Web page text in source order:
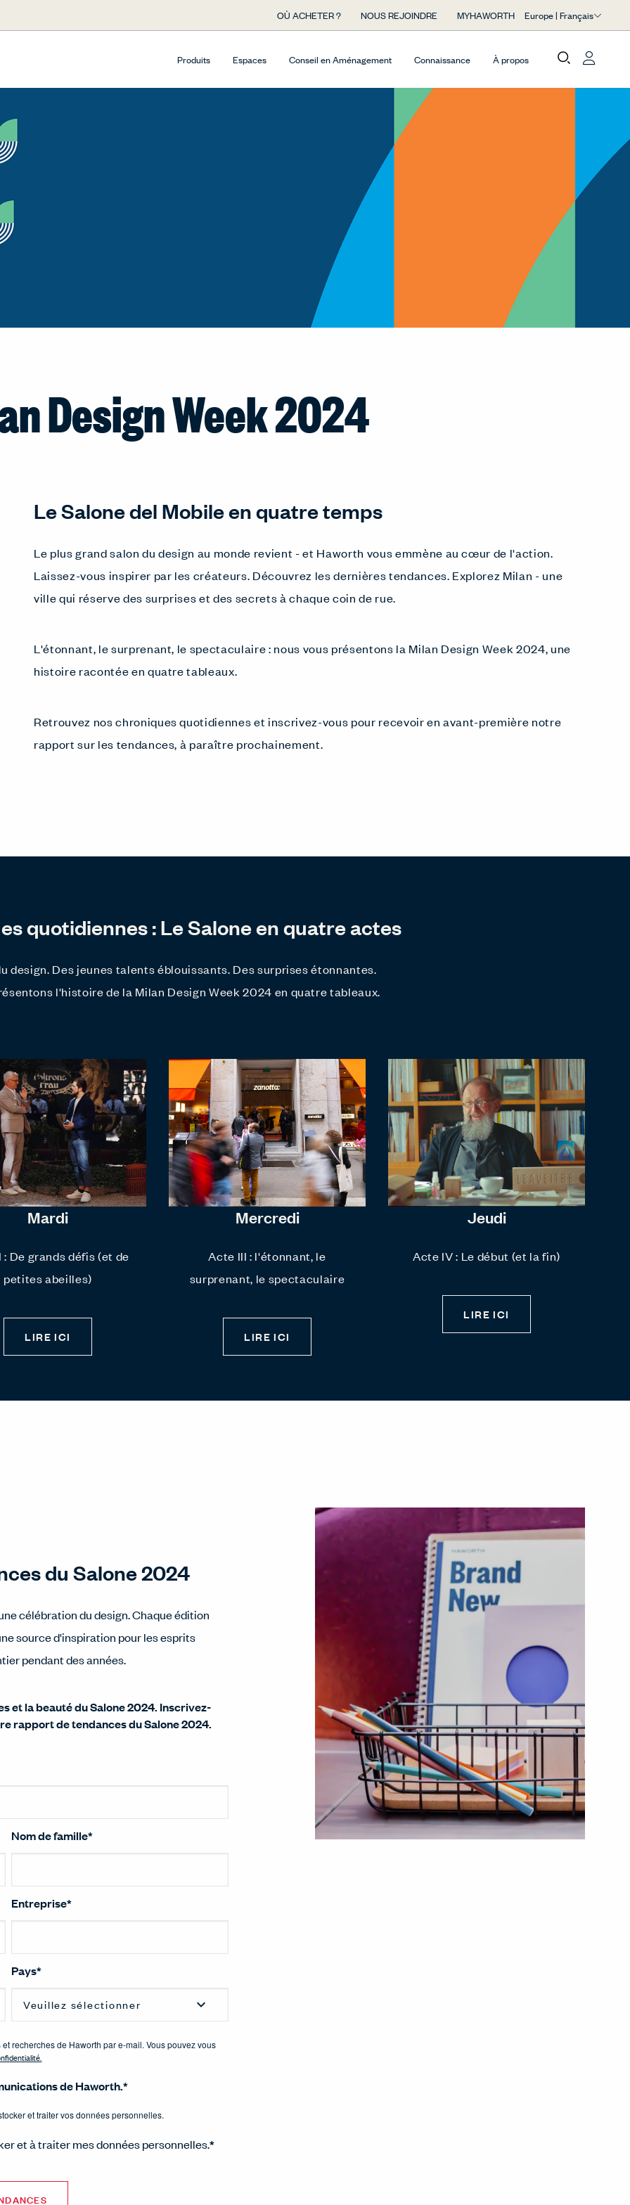
OÙ ACHETER ? NOUS REJOINDRE MYHAWORTH Europe | Français
Produits Espaces Conseil en Aménagement Connaissance À propos
Design Week 2024
Le Salone del Mobile en quatre temps
Le plus grand salon du design au monde revient - et Haworth vous emmène au cœur de l'action.
Laissez-vous inspirer par les créateurs. Découvrez les dernières tendances. Explorez Milan - une
ville qui réserve des surprises et des secrets à chaque coin de rue.
L'étonnant, le surprenant, le spectaculaire : nous vous présentons la Milan Design Week 2024, une
histoire racontée en quatre tableaux.
Retrouvez nos chroniques quotidiennes et inscrivez-vous pour recevoir en avant-première notre
rapport sur les tendances, à paraître prochainement.
quotidiennes : Le Salone en quatre actes
design. Des jeunes talents éblouissants. Des surprises étonnantes.
l'histoire de la Milan Design Week 2024 en quatre tableaux.
Mardi
: De grands défis (et de
petites abeilles)
LIRE ICI
Mercredi
Acte III : l'étonnant, le
surprenant, le spectaculaire
LIRE ICI
Jeudi
Acte IV : Le début (et la fin)
LIRE ICI
du Salone 2024
célébration du design. Chaque édition
source d'inspiration pour les esprits
pendant des années.
et la beauté du Salone 2024. Inscrivez-
rapport de tendances du Salone 2024.
Nom de famille*
Entreprise*
Pays*
recherches de Haworth par e-mail. Vous pouvez vous
.
de Haworth.*
et traiter vos données personnelles.
et à traiter mes données personnelles.*